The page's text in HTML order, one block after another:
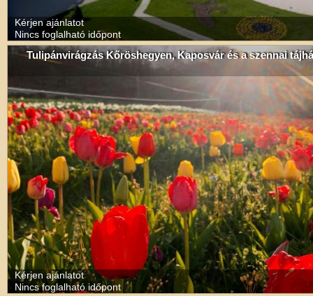
Kérjen ajánlatot
Nincs foglalható időpont
Tulipánvirágzás Kőröshegyen, Kaposvár és a szennai
Kérjen ajánlatot
Nincs foglalható időpont